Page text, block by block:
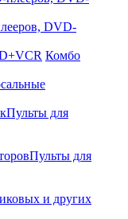
DVD-
Комбо
Пульты для
Пульты для